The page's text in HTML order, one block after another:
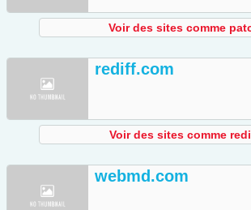
Voir des sites comme
rediff.com
Voir des sites comme
webmd.com